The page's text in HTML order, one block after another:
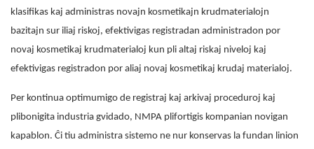
klasifikas kaj administras novajn kosmetikajn krudmaterialojn
bazitajn sur iliaj riskoj, efektivigas registradan administradon por
novaj kosmetikaj krudmaterialoj kun pli altaj riskaj niveloj kaj
efektivigas registradon por aliaj novaj kosmetikaj krudaj materialoj.
Per kontinua optimumigo de registraj kaj arkivaj proceduroj kaj
plibonigita industria gvidado, NMPA plifortigis kompanian novigan
kapablon. Ĉi tiu administra sistemo ne nur konservas la fundan linion